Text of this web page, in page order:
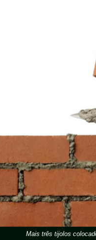
Mais três tijolos